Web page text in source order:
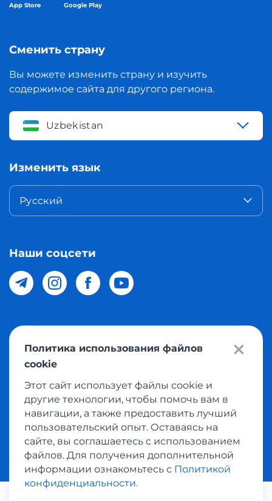
App Store Google Play
Сменить страну
Вы можете изменить страну и изучить
содержимое сайта для другого региона.
Uzbekistan
Изменить язык
Русский
Наши соцсети
© 2026 Meest Shopping доставка покупок с интернет
магазинов мира в Узбекистан. Все права защищены
Политика конфиденциальности
Условия использования сервисом выкупа товаров
Политика использования файлов
cookie
Этот сайт использует файлы cookie и
другие технологии, чтобы помочь вам в
навигации, а также предоставить лучший
пользовательский опыт. Оставаясь на
сайте, вы соглашаетесь с использованием
файлов. Для получения дополнительной
информации ознакомьтесь с Политикой
конфиденциальности.